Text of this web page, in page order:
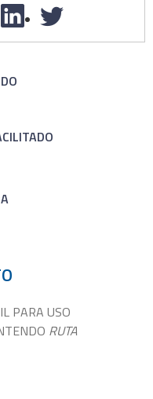
PARA USO
RUTA